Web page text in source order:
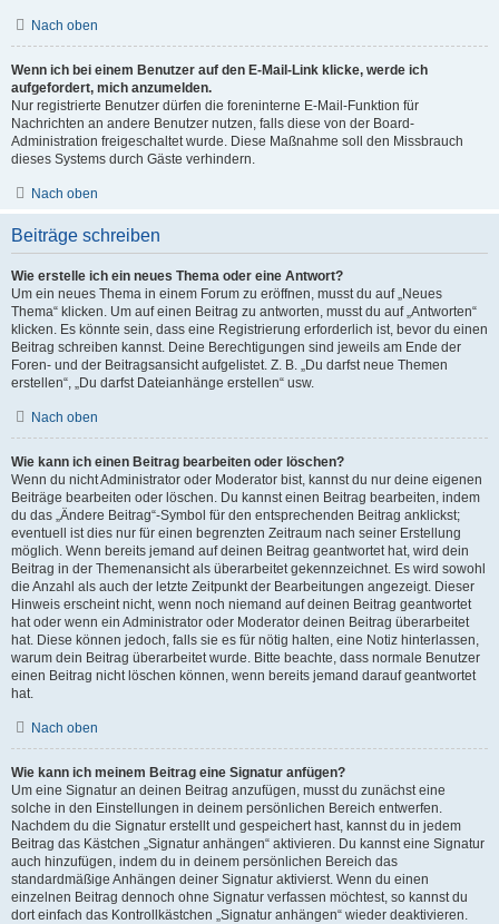
Nach oben
Wenn ich bei einem Benutzer auf den E-Mail-Link klicke, werde ich
aufgefordert, mich anzumelden.
Nur registrierte Benutzer dürfen die foreninterne E-Mail-Funktion für
Nachrichten an andere Benutzer nutzen, falls diese von der Board-
Administration freigeschaltet wurde. Diese Maßnahme soll den Missbrauch
dieses Systems durch Gäste verhindern.
Nach oben
Beiträge schreiben
Wie erstelle ich ein neues Thema oder eine Antwort?
Um ein neues Thema in einem Forum zu eröffnen, musst du auf „Neues
Thema“ klicken. Um auf einen Beitrag zu antworten, musst du auf „Antworten“
klicken. Es könnte sein, dass eine Registrierung erforderlich ist, bevor du einen
Beitrag schreiben kannst. Deine Berechtigungen sind jeweils am Ende der
Foren- und der Beitragsansicht aufgelistet. Z. B. „Du darfst neue Themen
erstellen“, „Du darfst Dateianhänge erstellen“ usw.
Nach oben
Wie kann ich einen Beitrag bearbeiten oder löschen?
Wenn du nicht Administrator oder Moderator bist, kannst du nur deine eigenen
Beiträge bearbeiten oder löschen. Du kannst einen Beitrag bearbeiten, indem
du das „Ändere Beitrag“-Symbol für den entsprechenden Beitrag anklickst;
eventuell ist dies nur für einen begrenzten Zeitraum nach seiner Erstellung
möglich. Wenn bereits jemand auf deinen Beitrag geantwortet hat, wird dein
Beitrag in der Themenansicht als überarbeitet gekennzeichnet. Es wird sowohl
die Anzahl als auch der letzte Zeitpunkt der Bearbeitungen angezeigt. Dieser
Hinweis erscheint nicht, wenn noch niemand auf deinen Beitrag geantwortet
hat oder wenn ein Administrator oder Moderator deinen Beitrag überarbeitet
hat. Diese können jedoch, falls sie es für nötig halten, eine Notiz hinterlassen,
warum dein Beitrag überarbeitet wurde. Bitte beachte, dass normale Benutzer
einen Beitrag nicht löschen können, wenn bereits jemand darauf geantwortet
hat.
Nach oben
Wie kann ich meinem Beitrag eine Signatur anfügen?
Um eine Signatur an deinen Beitrag anzufügen, musst du zunächst eine
solche in den Einstellungen in deinem persönlichen Bereich entwerfen.
Nachdem du die Signatur erstellt und gespeichert hast, kannst du in jedem
Beitrag das Kästchen „Signatur anhängen“ aktivieren. Du kannst eine Signatur
auch hinzufügen, indem du in deinem persönlichen Bereich das
standardmäßige Anhängen deiner Signatur aktivierst. Wenn du einen
einzelnen Beitrag dennoch ohne Signatur verfassen möchtest, so kannst du
dort einfach das Kontrollkästchen „Signatur anhängen“ wieder deaktivieren.